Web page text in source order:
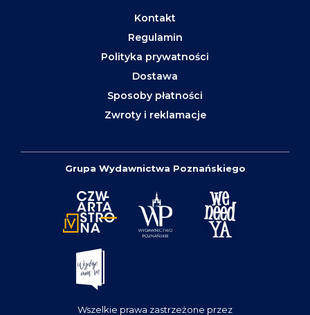
Kontakt
Regulamin
Polityka prywatności
Dostawa
Sposoby płatności
Zwroty i reklamacje
Grupa Wydawnictwa Poznańskiego
Wszelkie prawa zastrzeżone przez